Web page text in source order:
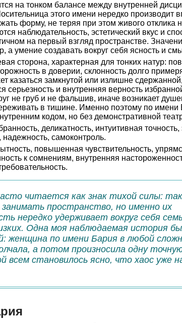
на тонком балансе между внутренней
этого имени нередко производит
форму, не теряя при этом живого отклика
наблюдательность, эстетический вкус и
на первый взгляд пространстве.
а умение создавать вокруг себя ясность и
сторона, характерная для тонких натур:
в доверии, склонность долго
казаться замкнутой или излишне сдержанной,
серьезность и внутренняя верность
не груб и не фальшив, иначе возникает
в тишине. Именно поэтому по имени
кодом, но без демонстративной
деликатность, интуитивная точность,
надежность, самоконтроль.
повышенная чувствительность,
к сомнениям, внутренняя
читается как знак тихой силы:
пространство, но именно их
нередко удерживает вокруг себя
Одна моя наблюдаемая история
женщина по имени Бария в любой
а потом произносила одну
всем становилось ясно, что хаос уже